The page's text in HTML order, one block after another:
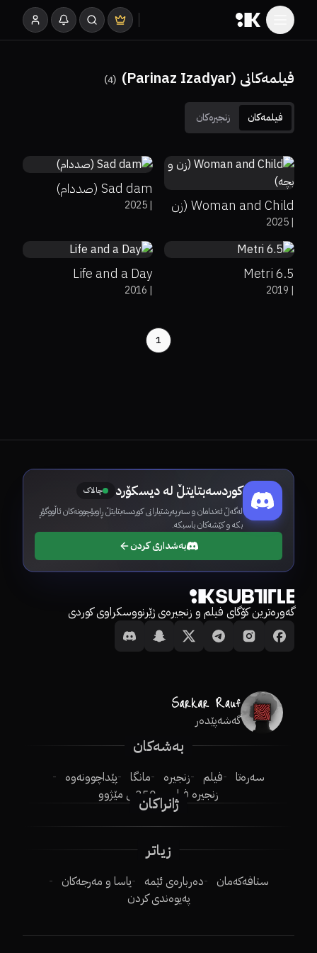
فیلمەکانی (Parinaz Izadyar) (
4
)
فیلمەکان زنجیرەکان
5.9
71%
64%
Woman and Child (زن
و بچە)|
2025
Sad dam (صددام)
|
2025 7.9
Metri 6.5
|
2019
8.2
Life and a Day
|
2016
1
کوردسەبتایتڵ لە دیسکۆرد چالاک
لەگەڵ ئەندامان و سەرپەرشتیارانی کوردسەبتایتڵ ڕاوبۆچوونەکان ئاڵووگۆڕ
بکە و کێشەکان باسبکە.
بەشداری کردن
گەورەترین کۆگای فیلم و زنجیرەی ژێرنووسکراوی کوردی
گەشەپێدەر
بەشەکان
سەرەتا فیلم زنجیرە مانگا
پێداچوونەوە
زنجیرە فیلم
250ـی مێژوو
ژانراکان
زیاتر
ستافەکەمان دەربارەی ئێمە
یاسا و مەرجەکان
پەیوەندی کردن